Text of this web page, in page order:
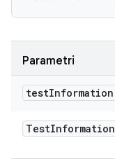
Parametri
testInformation
TestInformation